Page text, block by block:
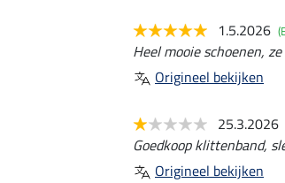
1.5.2026
Heel mooie schoenen,
Origineel bekijken
25.3.2026
Goedkoop klittenband,
Origineel bekijken